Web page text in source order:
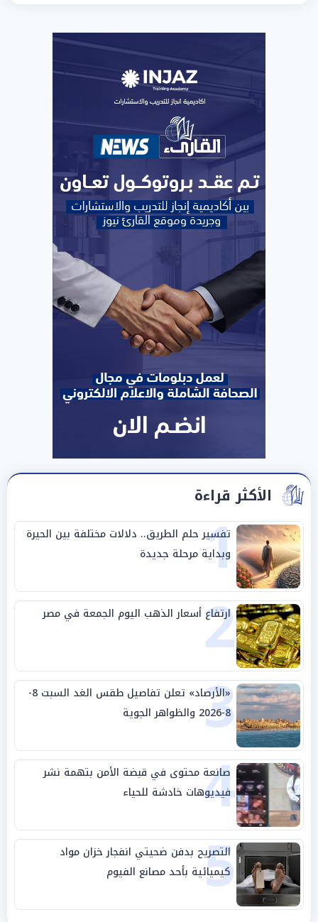
الأكثر قراءة
1
تفسير حلم الطريق.. دلالات مختلفة بين الحيرة
وبداية مرحلة جديدة
2
ارتفاع أسعار الذهب اليوم الجمعة في مصر
3
«الأرصاد» تعلن تفاصيل طقس الغد السبت 8-
8-2026 والظواهر الجوية
4
صانعة محتوى في قبضة الأمن بتهمة نشر
فيديوهات خادشة للحياء
5
التصريح بدفن ضحيتي انفجار خزان مواد
كيميائية بأحد مصانع الفيوم